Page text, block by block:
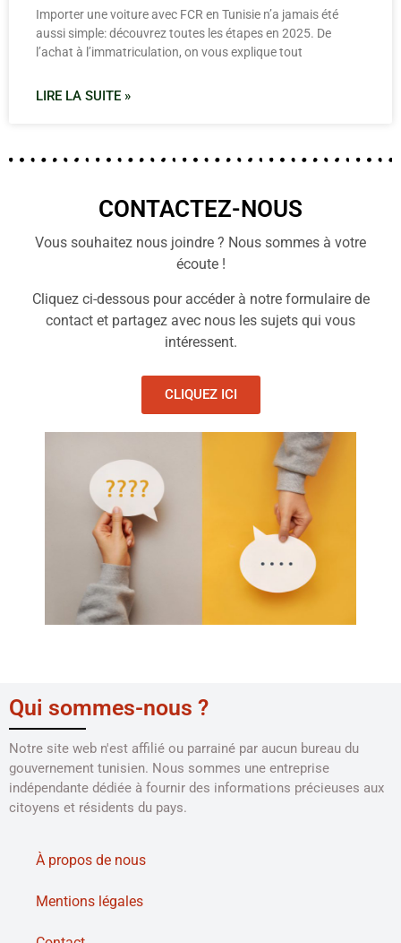
Importer une voiture avec FCR en Tunisie n’a jamais été
aussi simple: découvrez toutes les étapes en 2025. De
l’achat à l’immatriculation, on vous explique tout
LIRE LA SUITE »
CONTACTEZ-NOUS
Vous souhaitez nous joindre ? Nous sommes à votre
écoute !
Cliquez ci-dessous pour accéder à notre formulaire de
contact et partagez avec nous les sujets qui vous
intéressent.
CLIQUEZ ICI
Qui sommes-nous ?
Notre site web n'est affilié ou parrainé par aucun bureau du
gouvernement tunisien. Nous sommes une entreprise
indépendante dédiée à fournir des informations précieuses aux
citoyens et résidents du pays.
À propos de nous
Mentions légales